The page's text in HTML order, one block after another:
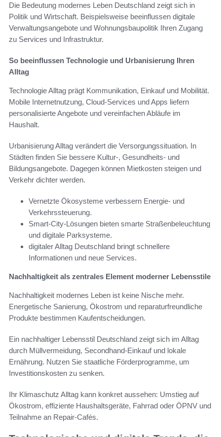
Die Bedeutung modernes Leben Deutschland zeigt sich in
Politik und Wirtschaft. Beispielsweise beeinflussen digitale
Verwaltungsangebote und Wohnungsbaupolitik Ihren Zugang
zu Services und Infrastruktur.
So beeinflussen Technologie und Urbanisierung Ihren
Alltag
Technologie Alltag prägt Kommunikation, Einkauf und Mobilität.
Mobile Internetnutzung, Cloud-Services und Apps liefern
personalisierte Angebote und vereinfachen Abläufe im
Haushalt.
Urbanisierung Alltag verändert die Versorgungssituation. In
Städten finden Sie bessere Kultur-, Gesundheits- und
Bildungsangebote. Dagegen können Mietkosten steigen und
Verkehr dichter werden.
Vernetzte Ökosysteme verbessern Energie- und
Verkehrssteuerung.
Smart-City-Lösungen bieten smarte Straßenbeleuchtung
und digitale Parksysteme.
digitaler Alltag Deutschland bringt schnellere
Informationen und neue Services.
Nachhaltigkeit als zentrales Element moderner Lebensstile
Nachhaltigkeit modernes Leben ist keine Nische mehr.
Energetische Sanierung, Ökostrom und reparaturfreundliche
Produkte bestimmen Kaufentscheidungen.
Ein nachhaltiger Lebensstil Deutschland zeigt sich im Alltag
durch Müllvermeidung, Secondhand-Einkauf und lokale
Ernährung. Nutzen Sie staatliche Förderprogramme, um
Investitionskosten zu senken.
Ihr Klimaschutz Alltag kann konkret aussehen: Umstieg auf
Ökostrom, effiziente Haushaltsgeräte, Fahrrad oder ÖPNV und
Teilnahme an Repair-Cafés.